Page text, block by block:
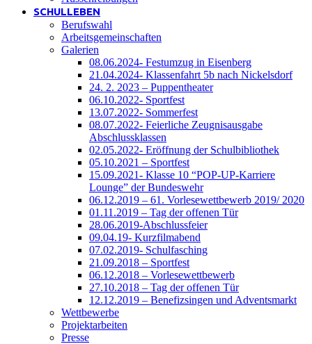
SCHULLEBEN
Berufswahl
Arbeitsgemeinschaften
Galerien
08.06.2024- Festumzug in Eisenberg
21.04.2024- Klassenfahrt 5b nach Nickelsdorf
24. 2. 2023 – Puppentheater
06.10.2022- Sportfest
13.07.2022- Sommerfest
08.07.2022- Feierliche Zeugnisausgabe
Abschlussklassen
02.05.2022- Eröffnung der Schulbibliothek
05.10.2021 – Sportfest
15.09.2021- Klasse 10 “POP-UP-Karriere
Lounge” der Bundeswehr
06.12.2019 – 61. Vorlesewettbewerb 2019/ 2020
01.11.2019 – Tag der offenen Tür
28.06.2019-Abschlussfeier
09.04.19- Kurzfilmabend
07.02.2019- Schulfasching
21.09.2018 – Sportfest
06.12.2018 – Vorlesewettbewerb
27.10.2018 – Tag der offenen Tür
12.12.2019 – Benefizsingen und Adventsmarkt
Wettbewerbe
Projektarbeiten
Presse